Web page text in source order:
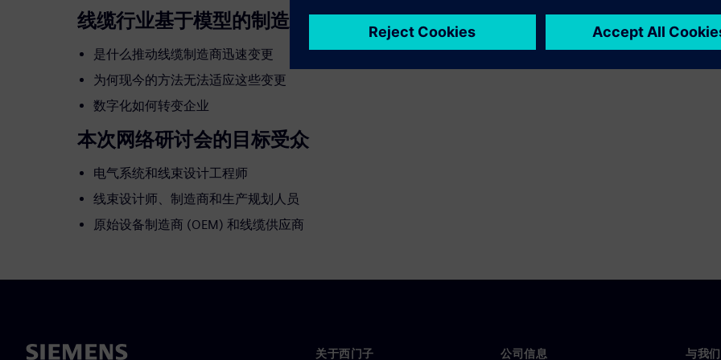
线缆行业基于模型的制造之学习要点
是什么推动线缆制造商迅速变更
为何现今的方法无法适应这些变更
数字化如何转变企业
本次网络研讨会的目标受众
电气系统和线束设计工程师
线束设计师、制造商和生产规划人员
原始设备制造商 (OEM) 和线缆供应商
关于西门子 公司信息 与我